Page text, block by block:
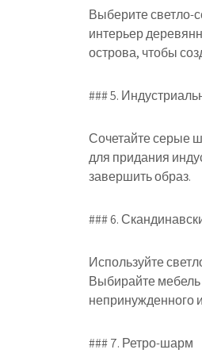
Выберите светло-
интерьер
острова, чтобы
### 5.
Сочетайте серые
для придания
завершить образ.
### 6.
Используйте
Выбирайте мебель
непринужденного
### 7. Ретро-шарм